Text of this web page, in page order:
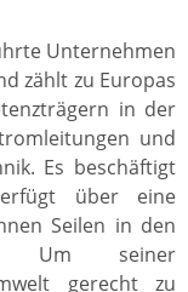
Unternehmen
zählt zu Europas
in der
und
Es beschäftigt
über eine
Seilen in den
Um seiner
gerecht zu